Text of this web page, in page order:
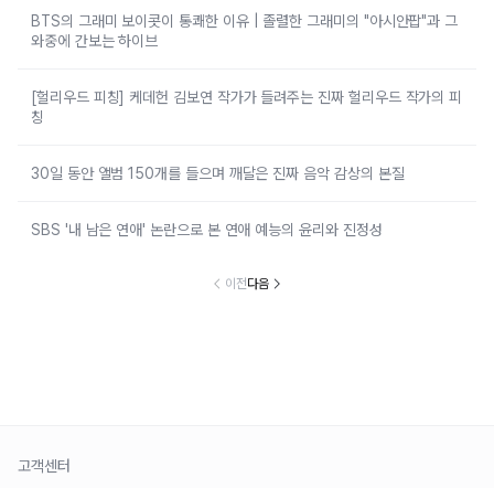
BTS의 그래미 보이콧이 통쾌한 이유 | 졸렬한 그래미의 "아시안팝"과 그
와중에 간보는 하이브
[헐리우드 피칭] 케데헌 김보연 작가가 들려주는 진짜 헐리우드 작가의 피
칭
30일 동안 앨범 150개를 들으며 깨달은 진짜 음악 감상의 본질
SBS '내 남은 연애' 논란으로 본 연애 예능의 윤리와 진정성
이전다음
고객센터